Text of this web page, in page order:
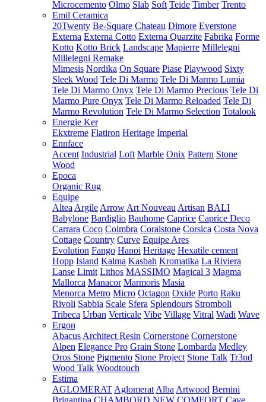
Microcemento Olmo Slab Soft Teide Timber Trento
Emil Ceramica
20Twenty Be-Square Chateau Dimore Everstone
Externa Externa Cotto Externa Quarzite Fabrika Forme
Kotto Kotto Brick Landscape Mapierre Millelegni
Millelegni Remake
Mimesis Nordika On Square Piase Playwood Sixty
Sleek Wood Tele Di Marmo Tele Di Marmo Lumia
Tele Di Marmo Onyx Tele Di Marmo Precious Tele Di
Marmo Pure Onyx Tele Di Marmo Reloaded Tele Di
Marmo Revolution Tele Di Marmo Selection Totalook
Energie Ker
Ekxtreme Flatiron Heritage Imperial
Ennface
Accent Industrial Loft Marble Onix Pattern Stone
Wood
Epoca
Organic Rug
Equipe
Altea Argile Arrow Art Nouveau Artisan BALI
Babylone Bardiglio Bauhome Caprice Caprice Deco
Carrara Coco Coimbra Coralstone Corsica Costa Nova
Cottage Country Curve Equipe Ares
Evolution Fango Hanoi Heritage Hexatile cement
Hopp Island Kalma Kasbah Kromatika La Riviera
Lanse Limit Lithos MASSIMO Magical 3 Magma
Mallorca Manacor Marmoris Masia
Menorca Metro Micro Octagon Oxide Porto Raku
Rivoli Sabbia Scale Sfera Splendours Stromboli
Tribeca Urban Verticale Vibe Village Vitral Wadi Wave
Ergon
Abacus Architect Resin Cornerstone Cornerstone
Alpen Elegance Pro Grain Stone Lombarda Medley
Oros Stone Pigmento Stone Project Stone Talk Tr3nd
Wood Talk Woodtouch
Estima
AGLOMERAT Aglomerat Alba Artwood Bernini